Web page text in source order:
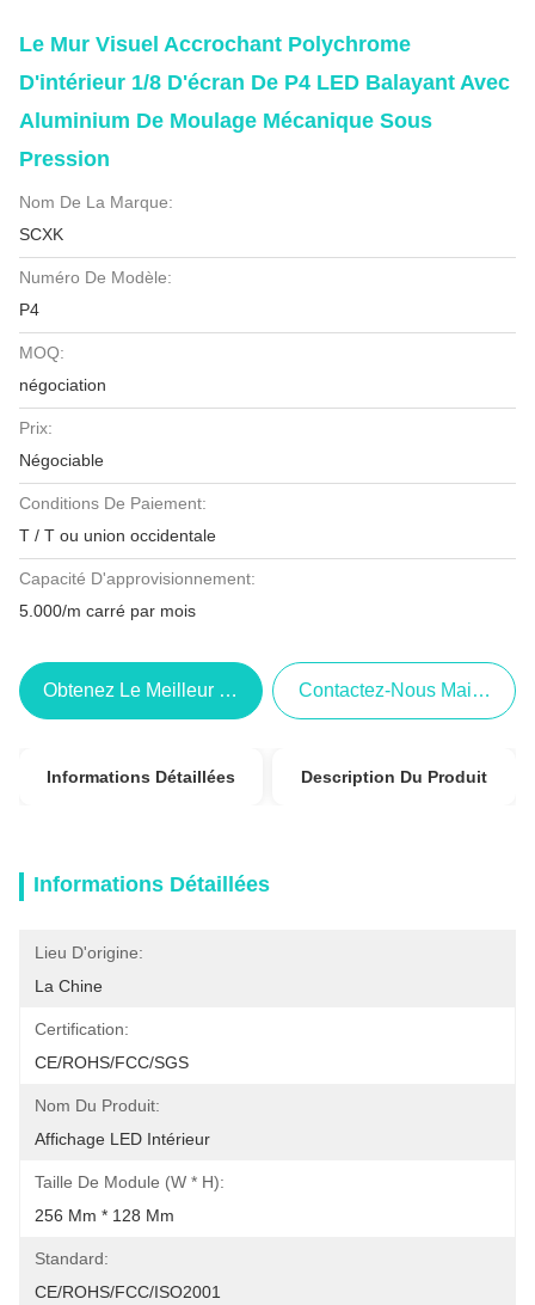
Le Mur Visuel Accrochant Polychrome
D'intérieur 1/8 D'écran De P4 LED Balayant Avec
Aluminium De Moulage Mécanique Sous
Pression
Nom De La Marque:
SCXK
Numéro De Modèle:
P4
MOQ:
négociation
Prix:
Négociable
Conditions De Paiement:
T / T ou union occidentale
Capacité D'approvisionnement:
5.000/m carré par mois
Obtenez Le Meilleur Prix Contactez-Nous Maintenant
Informations Détaillées Description Du Produit
Informations Détaillées
Lieu D'origine:
La Chine
Certification:
CE/ROHS/FCC/SGS
Nom Du Produit:
Affichage LED Intérieur
Taille De Module (W * H):
256 Mm * 128 Mm
Standard:
CE/ROHS/FCC/ISO2001